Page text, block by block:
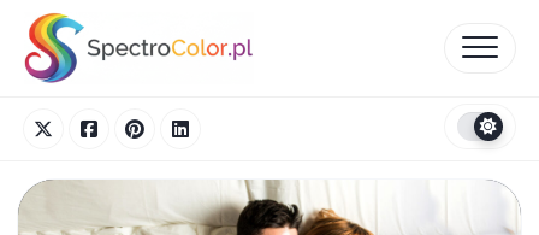
content